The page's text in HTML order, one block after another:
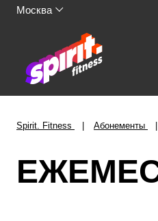
Москва
Spirit. Fitness Абонементы